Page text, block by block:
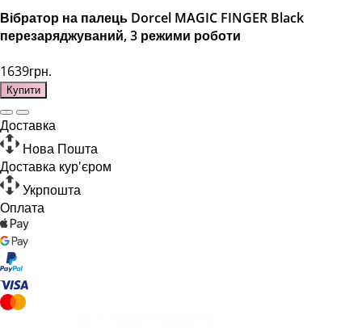
Вібратор на палець Dorcel MAGIC FINGER Black
перезаряджуваний, 3 режими роботи
1639грн.
Купити
Доставка
Нова Пошта
Доставка кур'єром
Укрпошта
Оплата